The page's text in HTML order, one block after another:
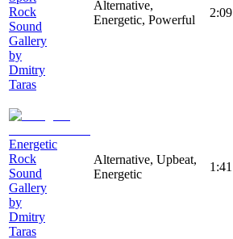
Rock
Sound
Gallery
by
Dmitry
Taras
Alternative,
Energetic, Powerful
2:09
Energetic
Rock
Sound
Gallery
by
Dmitry
Taras
Alternative, Upbeat,
Energetic
1:41